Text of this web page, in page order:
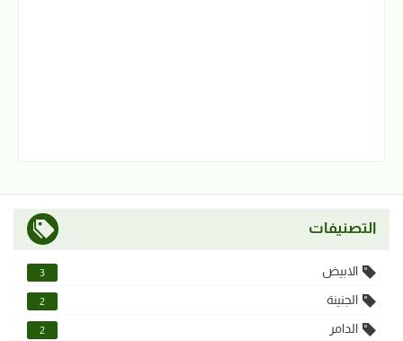
التصنيفات
الابيض 3
الجنينة 2
الدامر 2